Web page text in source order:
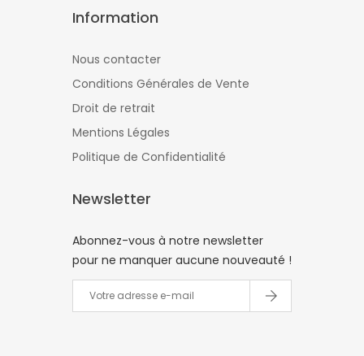
Information
Nous contacter
Conditions Générales de Vente
Droit de retrait
Mentions Légales
Politique de Confidentialité
Newsletter
Abonnez-vous à notre newsletter
pour ne manquer aucune nouveauté !